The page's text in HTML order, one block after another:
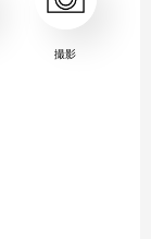
撮影